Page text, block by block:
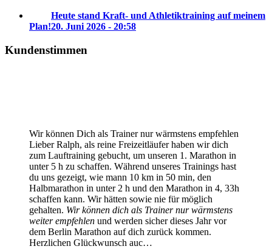
Heute stand Kraft- und Athletiktraining auf meinem
Plan!20. Juni 2026 - 20:58
Kundenstimmen
Wir können Dich als Trainer nur wärmstens empfehlen
Lieber Ralph, als reine Freizeitläufer haben wir dich
zum Lauftraining gebucht, um unseren 1. Marathon in
unter 5 h zu schaffen. Während unseres Trainings hast
du uns gezeigt, wie mann 10 km in 50 min, den
Halbmarathon in unter 2 h und den Marathon in 4, 33h
schaffen kann. Wir hätten sowie nie für möglich
gehalten. Wir können dich als Trainer nur wärmstens
weiter empfehlen und werden sicher dieses Jahr vor
dem Berlin Marathon auf dich zurück kommen.
Herzlichen Glückwunsch auc…